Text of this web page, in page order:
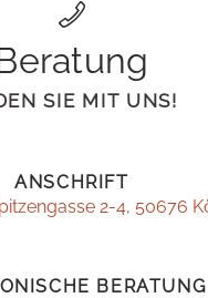
SIE MIT UNS!
ANSCHRIFT
2-4, 50676
BERATUNG